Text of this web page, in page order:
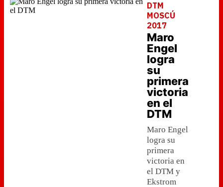
DTM
MOSCÚ
2017
Maro
Engel
logra
su
primera
victoria
en el
DTM
Maro Engel
logra su
primera
victoria en
el DTM y
Ekstrom